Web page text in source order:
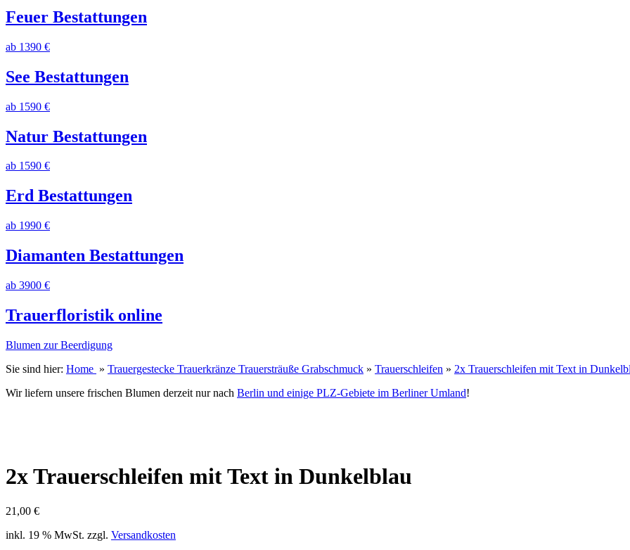
Feuer Bestattungen
ab 1390 €
See Bestattungen
ab 1590 €
Natur Bestattungen
ab 1590 €
Erd Bestattungen
ab 1990 €
Diamanten Bestattungen
ab 3900 €
Trauerfloristik online
Blumen zur Beerdigung
Sie sind hier: Home » Trauergestecke Trauerkränze Trauersträuße Grabschmuck » Trauerschleifen » 2x Trauerschleifen mit Text in
Wir liefern unsere frischen Blumen derzeit nur nach Berlin und einige PLZ-Gebiete im Berliner Umland!
2x Trauerschleifen mit Text in Dunkelblau
21,00 €
inkl. 19 % MwSt. zzgl. Versandkosten